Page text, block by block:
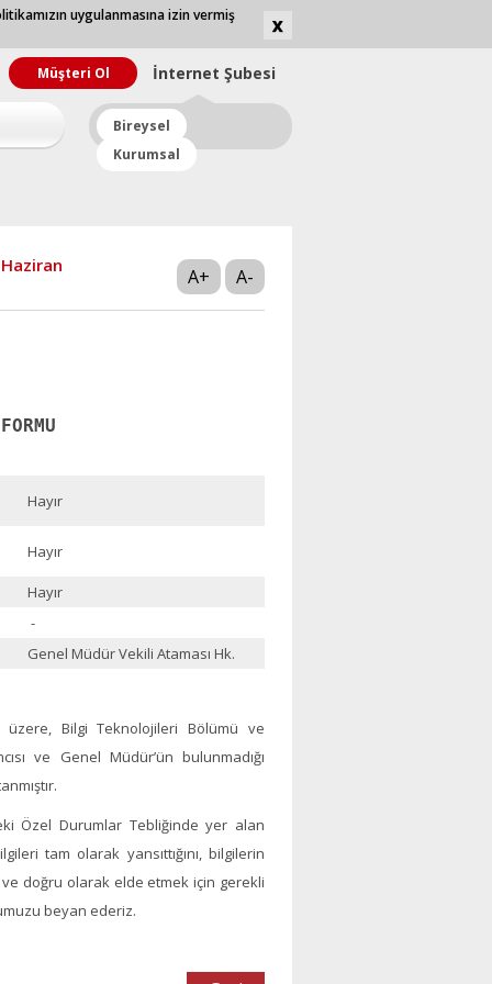
uygulanmasına izin vermiş
Müşteri Ol İnternet Şubesi
Bireysel
Kurumsal
Haziran A+ A-
Hayır
Hayır
Hayır
-
Genel Müdür Vekili Ataması Hk.
üzere, Bilgi Teknolojileri Bölümü ve
ve Genel Müdür’ün bulunmadığı
Özel Durumlar Tebliğinde yer alan
tam olarak yansıttığını, bilgilerin
doğru olarak elde etmek için gerekli
beyan ederiz.